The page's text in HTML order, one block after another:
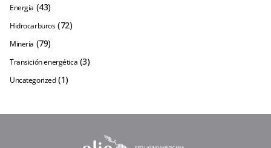
Energía (43)
Hidrocarburos (72)
Minería (79)
Transición energética (3)
Uncategorized (1)